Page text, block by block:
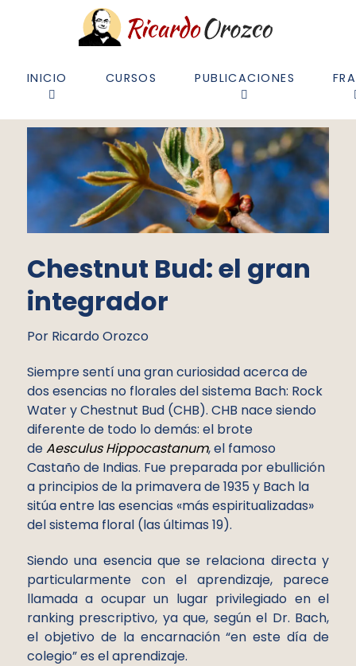
INICIO CURSOS PUBLICACIONES
Chestnut Bud: el gran
integrador
Por Ricardo Orozco
Siempre sentí una gran curiosidad acerca de
dos esencias no florales del sistema Bach: Rock
Water y Chestnut Bud (CHB). CHB nace siendo
diferente de todo lo demás: el brote
deAesculus Hippocastanum, el famoso
Castaño de Indias. Fue preparada por ebullición
a principios de la primavera de 1935 y Bach la
sitúa entre las esencias «más espiritualizadas»
del sistema floral (las últimas 19).
Siendo una esencia que se relaciona directa y
particularmente con el aprendizaje, parece
llamada a ocupar un lugar privilegiado en el
ranking prescriptivo, ya que, según el Dr. Bach,
el objetivo de la encarnación “en este día de
colegio” es el aprendizaje.